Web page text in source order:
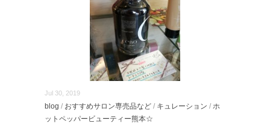
Jul 30, 2019
blog / おすすめサロン専売品など / キュレーション / ホ
ットペッパービューティー熊本☆